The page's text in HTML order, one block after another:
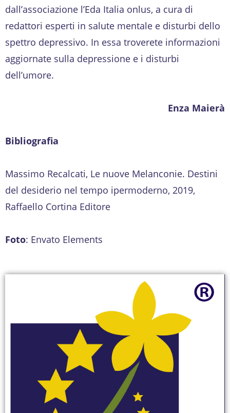
dall’associazione l’Eda Italia onlus, a cura di
redattori esperti in salute mentale e disturbi dello
spettro depressivo. In essa troverete informazioni
aggiornate sulla depressione e i disturbi
dell’umore.
Enza Maierà
Bibliografia
Massimo Recalcati, Le nuove Melanconie. Destini
del desiderio nel tempo ipermoderno, 2019,
Raffaello Cortina Editore
Foto: Envato Elements